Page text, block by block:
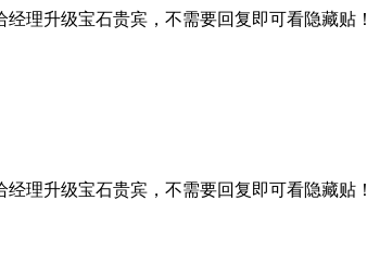
理升级宝石贵宾，不需要回复即可看隐藏贴！
理升级宝石贵宾，不需要回复即可看隐藏贴！